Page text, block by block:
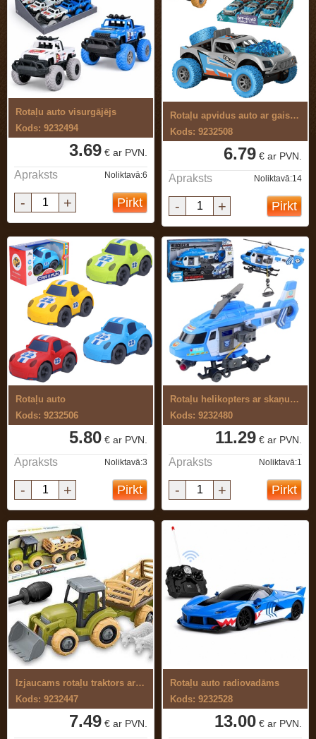
Rotaļu auto visurgājējs
Kods: 9232494
3.69 € ar PVN.
Apraksts Noliktavā:6
- + Pirkt
Rotaļu apvidus auto ar gaismu un skaņu
Kods: 9232508
6.79 € ar PVN.
Apraksts Noliktavā:14
- + Pirkt
Rotaļu auto
Kods: 9232506
5.80 € ar PVN.
Apraksts Noliktavā:3
- + Pirkt
Rotaļu helikopters ar skaņu un gaismu
Kods: 9232480
11.29 € ar PVN.
Apraksts Noliktavā:1
- + Pirkt
Izjaucams rotaļu traktors ar piekabi
Kods: 9232447
7.49 € ar PVN.
Rotaļu auto radiovadāms
Kods: 9232528
13.00 € ar PVN.